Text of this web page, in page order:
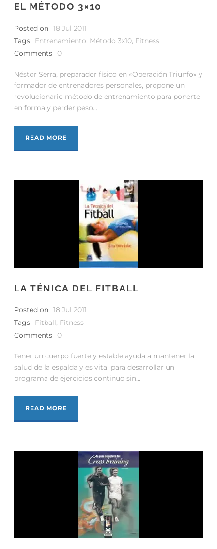
EL MÉTODO 3×10
Posted on 18 Jul 2011
Tags
Entrenamiento. Método 3x10, Fitness
Comments
0
Néstor Serra, preparador físico en «Operación Triunfo» y
formador de entrenadores personales, propone un
revolucionario método de entrenamiento para ponerte
en forma y perder peso...
READ MORE
LA TÉNICA DEL FITBALL
Posted on 18 Jul 2011
Tags
Fitball, Fitness
Comments
0
Tener un cuerpo fuerte y estable ayuda a mantener la
salud de la espalda y es vital para desarrollar un
programa de ejercicios continuo sin...
READ MORE